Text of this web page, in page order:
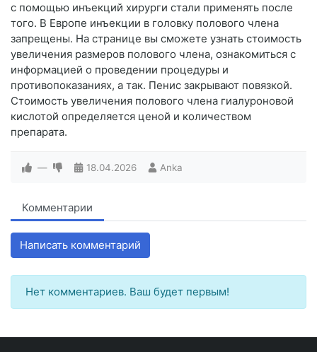
с помощью инъекций хирурги стали применять после
того. В Европе инъекции в головку полового члена
запрещены. На странице вы сможете узнать стоимость
увеличения размеров полового члена, ознакомиться с
информацией о проведении процедуры и
противопоказаниях, а так. Пенис закрывают повязкой.
Стоимость увеличения полового члена гиалуроновой
кислотой определяется ценой и количеством
препарата.
— 18.04.2026 Anka
Комментарии
Написать комментарий
Нет комментариев. Ваш будет первым!